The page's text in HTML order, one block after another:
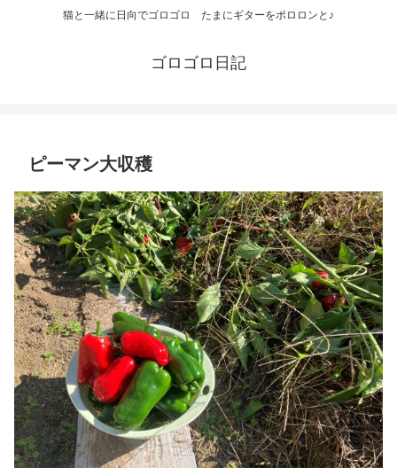
猫と一緒に日向でゴロゴロ たまにギターをポロロンと♪
ゴロゴロ日記
ピーマン大収穫